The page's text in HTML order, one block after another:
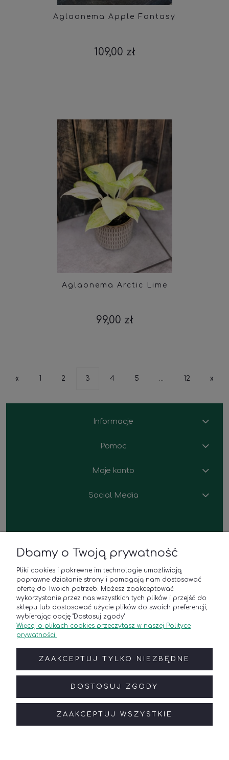
Aglaonema Apple Fantasy
109,00 zł
Aglaonema Arctic Lime
99,00 zł
« 1 2 3 4 5 ... 12 »
Informacje
Pomoc
Moje konto
Social Media
Polana u Barana
Sklep z roślinami i kwiaciarnia
ul. Platynowa 21,
62-052 Komorniki k. Poznania
Godziny otwarcia
poniedziałek - piątek: 8:00–18:00
sobota: 9:00–17:00
Telefon:(+48) 788 835 250
E-mail: online@polanaubarana.pl
Roślinne aranżacje wnętrz
Telefon:(+48) 791 300 955
Dbamy o Twoją prywatność
Pliki cookies i pokrewne im technologie umożliwiają
poprawne działanie strony i pomagają nam dostosować
ofertę do Twoich potrzeb. Możesz zaakceptować
wykorzystanie przez nas wszystkich tych plików i przejść do
sklepu lub dostosować użycie plików do swoich preferencji,
wybierając opcję "Dostosuj zgody".
Więcej o plikach cookies przeczytasz w naszej Polityce
prywatności.
ZAAKCEPTUJ TYLKO NIEZBĘDNE
DOSTOSUJ ZGODY
ZAAKCEPTUJ WSZYSTKIE